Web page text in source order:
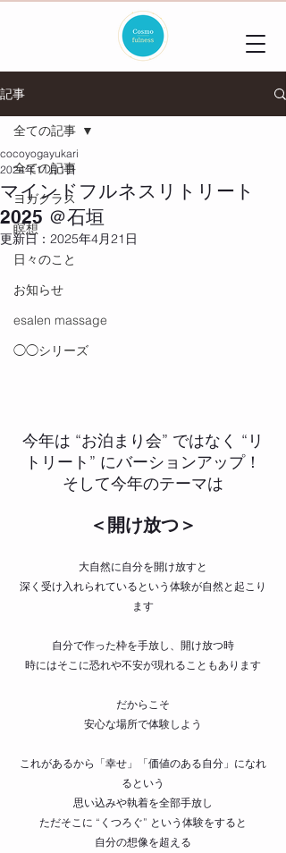
記事
全ての記事
ヨガクラス
瞑想
日々のこと
お知らせ
esalen massage
◯◯シリーズ
全ての記事
マインドフルネスリトリート
2025 ＠石垣
cocoyogayukari
2024年11月1日
更新日： 2025年4月21日
今年は “お泊まり会” ではなく “リ
トリート” にバーションアップ！
そして今年のテーマは
＜開け放つ＞
大自然に自分を開け放すと
深く受け入れられているという体験が自然と起こり
ます
自分で作った枠を手放し、開け放つ時
時にはそこに恐れや不安が現れることもあります
だからこそ
安心な場所で体験しよう
これがあるから「幸せ」「価値のある自分」になれ
るという
思い込みや執着を全部手放し
ただそこに “くつろぐ” という体験をすると
自分の想像を超える